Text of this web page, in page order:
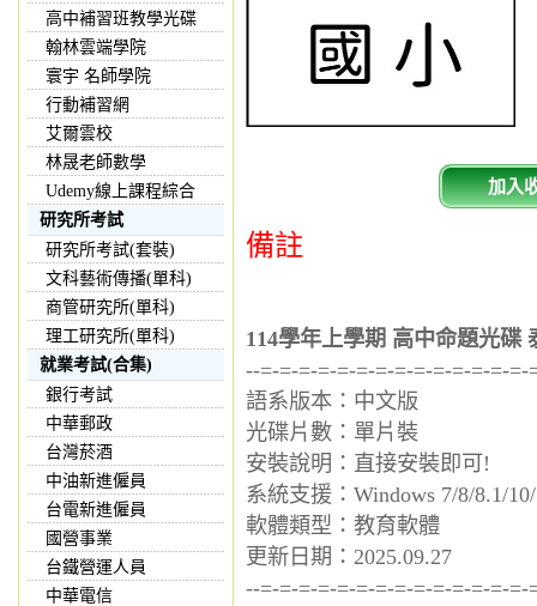
高中補習班教學光碟
翰林雲端學院
寰宇 名師學院
行動補習網
艾爾雲校
林晟老師數學
Udemy線上課程綜合
研究所考試
研究所考試(套裝)
文科藝術傳播(單科)
商管研究所(單科)
理工研究所(單科)
就業考試(合集)
銀行考試
中華郵政
台灣菸酒
中油新進僱員
台電新進僱員
國營事業
台鐵營運人員
中華電信
加入
備註
114學年上學期 高中命題光碟
--=-=-=-=-=-=-=-=-=-=-=-=-=-
語系版本：中文版
光碟片數：單片裝
安裝說明：直接安裝即可!
系統支援：Windows 7/8/8.1/
軟體類型：教育軟體
更新日期：2025.09.27
--=-=-=-=-=-=-=-=-=-=-=-=-=-